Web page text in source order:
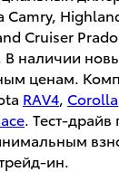
Camry,
Cruiser
В наличии
ценам.
RAV4, Corolla
. Тест-драйв
ин.